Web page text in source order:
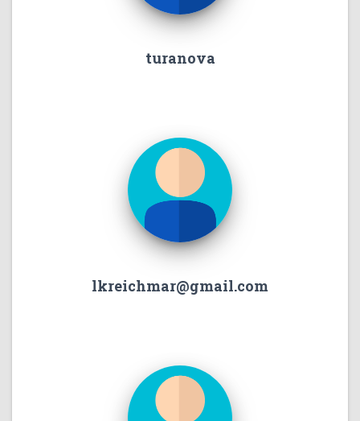
turanova
lkreichmar@gmail.com